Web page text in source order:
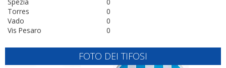
0
Torres
0
Vado
0
Vis Pesaro
FOTO DEI TIFOSI